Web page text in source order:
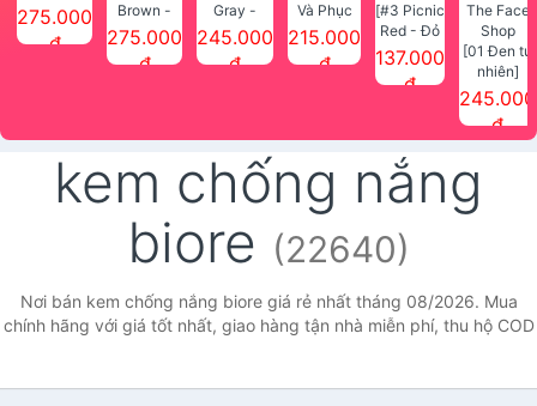
SMART
PEELING
275.000
đ
Brown -
Nâu Sáng]
Phấn che
275.000
đ
Gray -
Khói] Bột
kẻ chân
Face Shop
245.000
đ
Và Phục
Hồi Tóc
Essential
215.000
đ
[#3 Picnic
Red - Đỏ
cam] Son
fgmt The
Face
Shop
137.000
đ
[01 Đen tự
nhiên]
Mascara
che phủ
nước lâu
trôi Quick
Shop
245.000
đ
kem chống nắng
biore (22640)
Nơi bán kem chống nắng biore giá rẻ nhất tháng 08/2026. Mua
chính hãng với giá tốt nhất, giao hàng tận nhà miễn phí, thu hộ COD